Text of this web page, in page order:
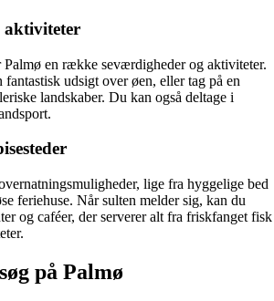
aktiviteter
en række seværdigheder og aktiviteter.
udsigt over øen, eller tag på en
landskaber. Du kan også deltage i
lige fra hyggelige bed
feriehuse. Når sulten melder sig, kan du
og caféer, der serverer alt fra friskfanget fisk
på Palmø